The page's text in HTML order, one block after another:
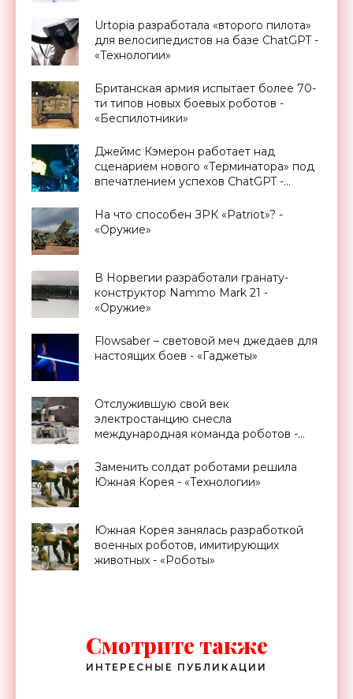
Urtopia разработала «второго пилота»
для велосипедистов на базе ChatGPT -
«Технологии»
Британская армия испытает более 70-
ти типов новых боевых роботов -
«Беспилотники»
Джеймс Кэмерон работает над
сценарием нового «Терминатора» под
впечатлением успехов ChatGPT -
На что способен ЗРК «Patriot»? -
«Оружие»
В Норвегии разработали гранату-
конструктор Nammo Mark 21 -
«Оружие»
Flowsaber – световой меч джедаев для
настоящих боев - «Гаджеты»
Отслужившую свой век
электростанцию снесла
международная команда роботов -
Заменить солдат роботами решила
Южная Корея - «Технологии»
Южная Корея занялась разработкой
военных роботов, имитирующих
животных - «Роботы»
Смотрите также
ИНТЕРЕСНЫЕ ПУБЛИКАЦИИ